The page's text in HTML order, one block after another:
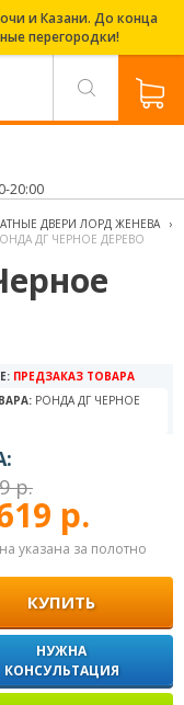
и Казани. До конца
перегородки!
20:00
ДВЕРИ ЛОРД ЖЕНЕВА
›
ДГ ЧЕРНОЕ ДЕРЕВО
ПРЕДЗАКАЗ ТОВАРА
РОНДА ДГ ЧЕРНОЕ
р.
р.
указана за полотно
КУПИТЬ
НУЖНА
КОНСУЛЬТАЦИЯ